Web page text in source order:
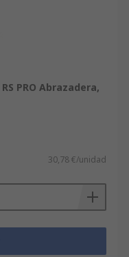
PRO Abrazadera,
30,78 €/unidad